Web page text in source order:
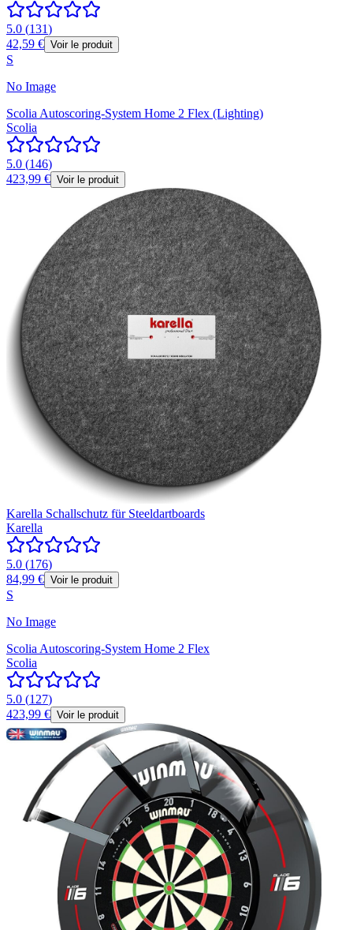
5.0 (131)
42,59 € Voir le produit
S
No Image
Scolia Autoscoring-System Home 2 Flex (Lighting)
Scolia
5.0 (146)
423,99 € Voir le produit
Karella Schallschutz für Steeldartboards
Karella
5.0 (176)
84,99 € Voir le produit
S
No Image
Scolia Autoscoring-System Home 2 Flex
Scolia
5.0 (127)
423,99 € Voir le produit